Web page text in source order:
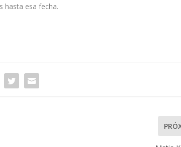
hasta esa fecha.